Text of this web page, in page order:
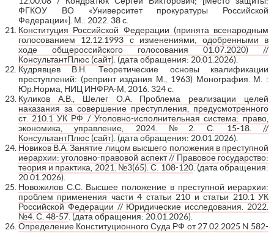
ФГКОУ ВО «Университет прокуратуры Российской
Федерации»]. М.: 2022. 38 с.
Конституция Российской Федерации (принята всенародным
голосованием 12.12.1993 с изменениями, одобренными в
ходе общероссийского голосования 01.07.2020) //
КонсультантПлюс (сайт). (дата обращения: 20.01.2026).
Кудрявцев В.Н. Теоретические основы квалификации
преступлений: (репринт издания М., 1963) Монография. М. :
Юр.Норма, НИЦ ИНФРА-М, 2016. 324 с.
Куликов А.В., Шелег О.А. Проблема реализации целей
наказания за совершение преступления, предусмотренного
ст. 210.1 УК РФ / Уголовно-исполнительная система: право,
экономика, управление, 2024. №2. С. 15-18. //
КонсультантПлюс (сайт). (дата обращения: 20.01.2026).
Новиков В.А. Занятие лицом высшего положения в преступной
иерархии: уголовно-правовой аспект // Правовое государство:
теория и практика, 2021. №3(65). С. 108-120. (дата обращения:
20.01.2026).
Новожилов С.С. Высшее положение в преступной иерархии:
проблем применения части 4 статьи 210 и статьи 210.1 УК
Российской Федерации // Юридические исследования. 2022.
№4. С. 48-57. (дата обращения: 20.01.2026).
Определение Конституционного Суда РФ от 27.02.2025 N 582-